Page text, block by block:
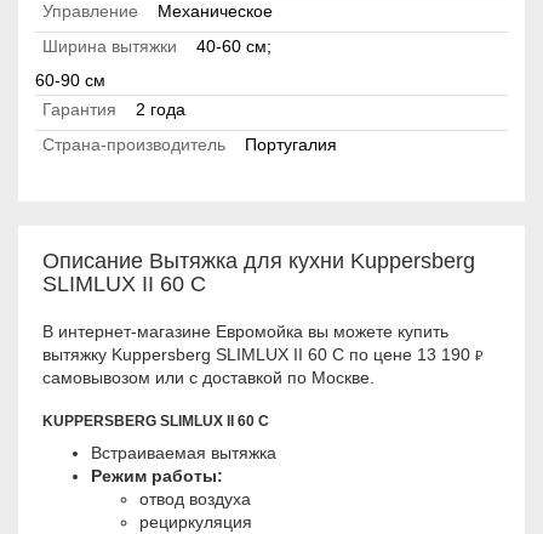
Управление
Механическое
Ширина вытяжки
40-60 см;
60-90 см
Гарантия
2 года
Страна-производитель
Португалия
Описание Вытяжка для кухни Kuppersberg
SLIMLUX II 60 C
В интернет-магазине Евромойка вы можете купить
вытяжку Kuppersberg SLIMLUX II 60 C по цене 13 190 ₽
самовывозом или с доставкой по Москве.
KUPPERSBERG SLIMLUX II 60 C
Встраиваемая вытяжка
Режим работы:
отвод воздуха
рециркуляция